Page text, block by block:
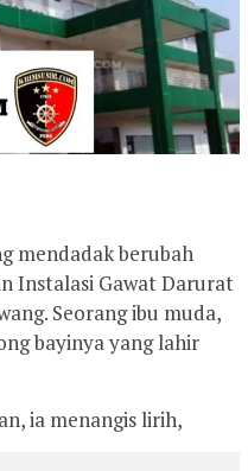
mendadak berubah
Instalasi Gawat Darurat
Seorang ibu muda,
bayinya yang lahir
ia menangis lirih,